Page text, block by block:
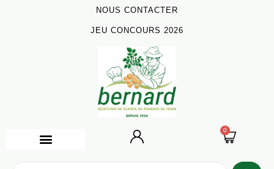
NOUS CONTACTER
JEU CONCOURS 2026
0